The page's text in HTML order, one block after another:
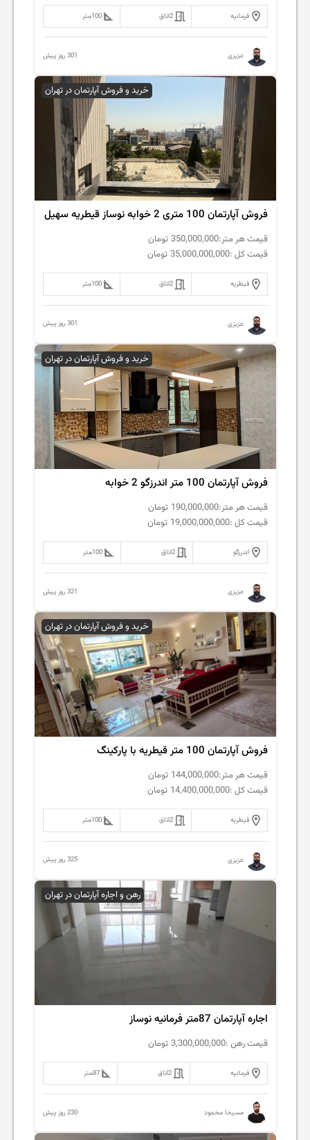
فرمانیه 2اتاق 100متر
عزیزی 301 روز پیش
خرید و فروش آپارتمان در تهران
فروش آپارتمان 100 متری 2 خوابه نوساز قیطریه سهیل
قیمت هر متر:350,000,000 تومان
قیمت کل :35,000,000,000 تومان
قیطریه 2اتاق 100متر
عزیزی 301 روز پیش
خرید و فروش آپارتمان در تهران
فروش آپارتمان 100 متر اندرزگو 2 خوابه
قیمت هر متر:190,000,000 تومان
قیمت کل :19,000,000,000 تومان
اندرزگو 2اتاق 100متر
عزیزی 321 روز پیش
خرید و فروش آپارتمان در تهران
فروش آپارتمان 100 متر قیطریه با پارکینگ
قیمت هر متر:144,000,000 تومان
قیمت کل :14,400,000,000 تومان
قیطریه 2اتاق 100متر
عزیزی 325 روز پیش
رهن و اجاره آپارتمان در تهران
اجاره آپارتمان 87متر فرمانیه نوساز
قیمت رهن :3,300,000,000 تومان
فرمانیه 2اتاق 87متر
مسیحا محمود 230 روز پیش